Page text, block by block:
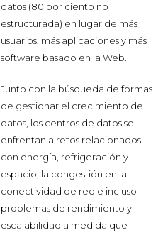
datos (80 por ciento no
estructurada) en lugar de más
usuarios, más aplicaciones y más
software basado en la Web.
Junto con la búsqueda de formas
de gestionar el crecimiento de
datos, los centros de datos se
enfrentan a retos relacionados
con energía, refrigeración y
espacio, la congestión en la
conectividad de red e incluso
problemas de rendimiento y
escalabilidad a medida que